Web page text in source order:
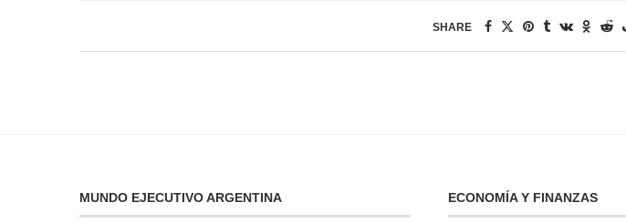
SHARE
MUNDO EJECUTIVO ARGENTINA ECONOMÍA Y FINANZAS